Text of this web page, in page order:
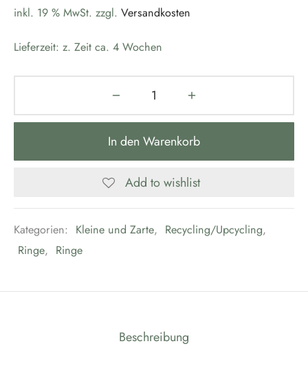
inkl. 19 % MwSt. zzgl. Versandkosten
Lieferzeit: z. Zeit ca. 4 Wochen
In den Warenkorb
Add to wishlist
Kategorien: Kleine und Zarte, Recycling/Upcycling,
Ringe, Ringe
Beschreibung